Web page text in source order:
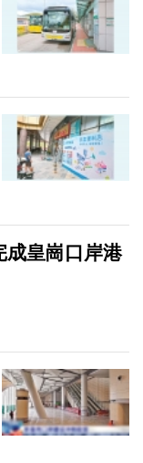
成皇崗口岸港